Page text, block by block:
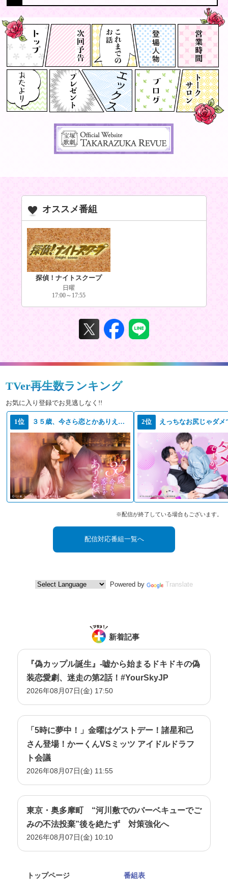
オススメ番組
探偵！ナイトスクープ
日曜
17:00～17:55
TVer再生数ランキング
お気に入り登録でお見逃しなく!!
1位 ３５歳、今さら恋とかありえない 2位 えっちなお尻じゃダメ
※配信が終了している場合もございます。
配信対応番組一覧へ
Powered by Translate
新着記事
『偽カップル誕生』-嘘から始まるドキドキの偽
装恋愛劇、迷走の第2話！#YourSkyJP
2026年08月07日(金) 17:50
「5時に夢中！」金曜はゲストデー！諸星和己
さん登場！かーくんVSミッツ アイドルドラフ
ト会議
2026年08月07日(金) 11:55
東京・奥多摩町 “河川敷でのバーベキューでご
みの不法投棄”後を絶たず 対策強化へ
2026年08月07日(金) 10:10
トップページ 番組表